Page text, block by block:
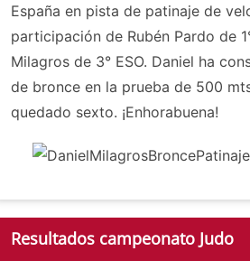
España en pista de patinaje de
participación de Rubén Pardo de
Milagros de 3° ESO. Daniel ha
de bronce en la prueba de 500
quedado sexto. ¡Enhorabuena!
Resultados campeonato Judo